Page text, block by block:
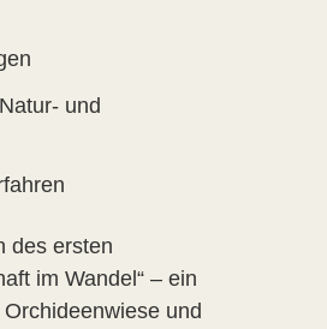
und
des ersten
im Wandel“ – ein
und